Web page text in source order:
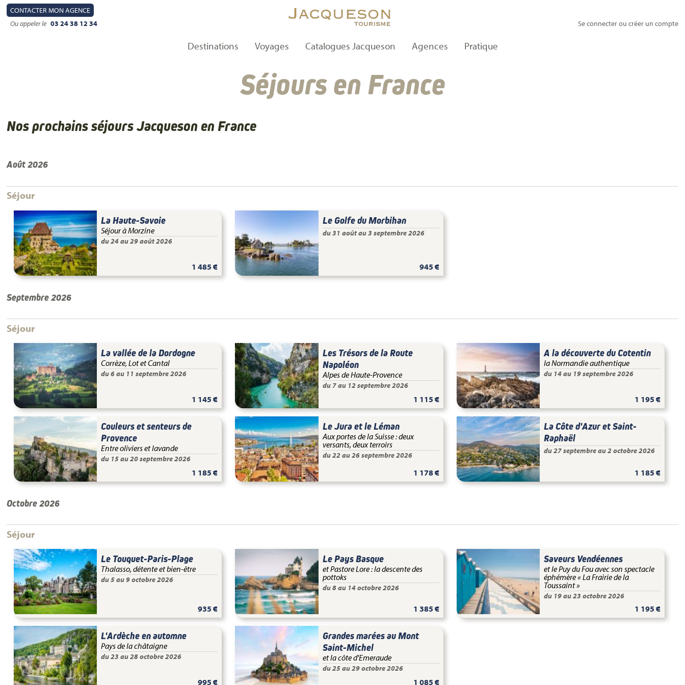
CONTACTER MON AGENCE
Ou appeler le 03 24 38 12 34 Se connecter ou créer un compte
Destinations Voyages Catalogues Jacqueson Agences Pratique
Séjours en France
Nos prochains séjours Jacqueson en France
Août 2026
Séjour
La Haute-Savoie
Séjour à Morzine
du 24 au 29 août 2026
1 485 €
Le Golfe du Morbihan
du 31 août au 3 septembre 2026
945 €
Septembre 2026
Séjour
La vallée de la Dordogne
Corrèze, Lot et Cantal
du 6 au 11 septembre 2026
1 145 €
Les Trésors de la Route
Napoléon
Alpes de Haute-Provence
du 7 au 12 septembre 2026
1 115 €
A la découverte du Cotentin
la Normandie authentique
du 14 au 19 septembre 2026
1 195 €
Couleurs et senteurs de
Provence
Entre oliviers et lavande
du 15 au 20 septembre 2026
1 185 €
Le Jura et le Léman
Aux portes de la Suisse : deux
versants, deux terroirs
du 22 au 26 septembre 2026
1 178 €
La Côte d'Azur et Saint-
Raphaël
du 27 septembre au 2 octobre 2026
1 185 €
Octobre 2026
Séjour
Le Touquet-Paris-Plage
Thalasso, détente et bien-être
du 5 au 9 octobre 2026
935 €
Le Pays Basque
et Pastore Lore : la descente des
pottoks
du 8 au 14 octobre 2026
1 385 €
Saveurs Vendéennes
et le Puy du Fou avec son spectacle
éphémère « La Frairie de la
Toussaint »
du 19 au 23 octobre 2026
1 195 €
L'Ardèche en automne
Pays de la châtaigne
du 23 au 28 octobre 2026
995 €
Grandes marées au Mont
Saint-Michel
et la côte d'Emeraude
du 25 au 29 octobre 2026
1 085 €